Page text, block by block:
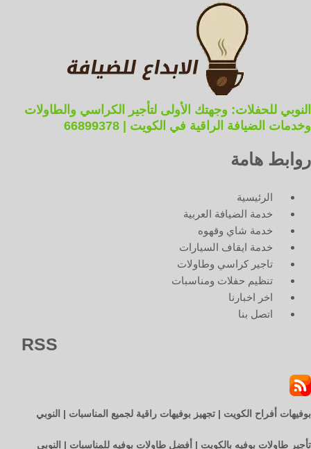
النوبي للحفلات: وجهتك الأولى لتأجير الكراسي والطاولات
وخدمات الضيافة الراقية في الكويت | 66899378
روابط هامة
الرئيسية
خدمة الضيافة العربية
خدمة شاي وقهوه
خدمة ايقاف السيارات
تاجير كراسي وطاولات
تنظيم حفلات ومناسبات
اخر اخبارنا
اتصل بنا
RSS
بوفيهات أفراح الكويت | تجهيز بوفيهات راقية لجميع المناسبات | النوبي
تأجير طاولات بوفيه بالكويت | أفضل طاولات بوفيه للمناسبات | النوبي